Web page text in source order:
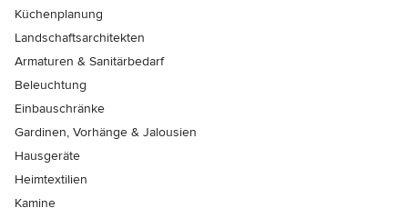
Küchenplanung
Landschaftsarchitekten
Armaturen & Sanitärbedarf
Beleuchtung
Einbauschränke
Gardinen, Vorhänge & Jalousien
Hausgeräte
Heimtextilien
Kamine